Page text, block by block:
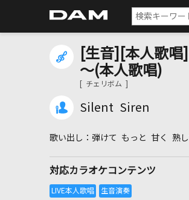
[生音][本人歌唱
～(本人歌唱)
[ チェリボム ]
Silent Siren
弾けて もっと 甘く 熟し
対応カラオケコンテンツ